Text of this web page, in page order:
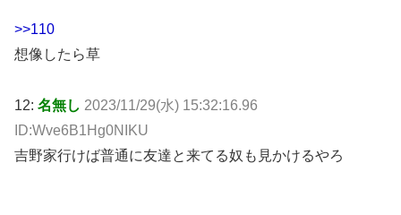
>>110
想像したら草
12: 名無し 2023/11/29(水) 15:32:16.96
ID:Wve6B1Hg0NIKU
吉野家行けば普通に友達と来てる奴も見かけるやろ